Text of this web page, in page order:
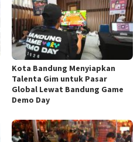
Kota Bandung Menyiapkan
Talenta Gim untuk Pasar
Global Lewat Bandung Game
Demo Day